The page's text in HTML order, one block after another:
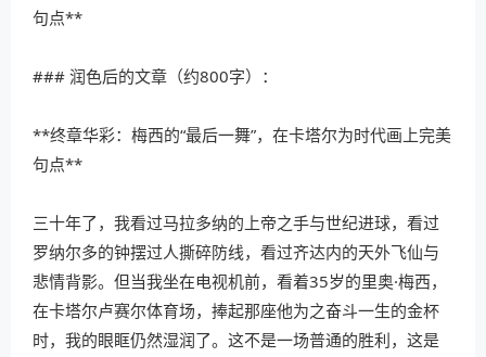
句点**
### 润色后的文章（约800字）：
**终章华彩：梅西的“最后一舞”，在卡塔尔为时代画上完美
句点**
三十年了，我看过马拉多纳的上帝之手与世纪进球，看过
罗纳尔多的钟摆过人撕碎防线，看过齐达内的天外飞仙与
悲情背影。但当我坐在电视机前，看着35岁的里奥·梅西，
在卡塔尔卢赛尔体育场，捧起那座他为之奋斗一生的金杯
时，我的眼眶仍然湿润了。这不是一场普通的胜利，这是